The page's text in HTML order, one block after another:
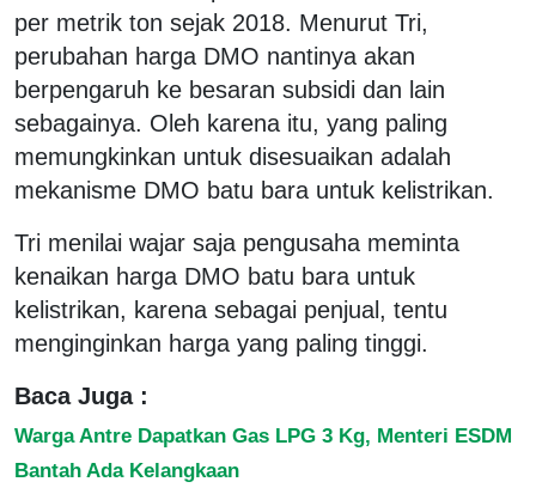
per metrik ton sejak 2018. Menurut Tri,
perubahan harga DMO nantinya akan
berpengaruh ke besaran subsidi dan lain
sebagainya. Oleh karena itu, yang paling
memungkinkan untuk disesuaikan adalah
mekanisme DMO batu bara untuk kelistrikan.
Tri menilai wajar saja pengusaha meminta
kenaikan harga DMO batu bara untuk
kelistrikan, karena sebagai penjual, tentu
menginginkan harga yang paling tinggi.
Baca Juga :
Warga Antre Dapatkan Gas LPG 3 Kg, Menteri ESDM
Bantah Ada Kelangkaan